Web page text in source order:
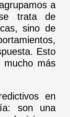
a
trata de
sino de
Esto
mucho más
en
son una